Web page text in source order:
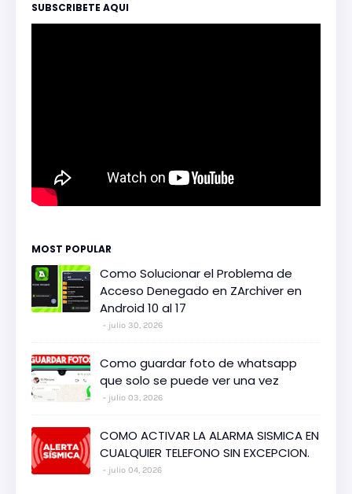
SUBSCRIBETE AQUI
MOST POPULAR
Como Solucionar el Problema de
Acceso Denegado en ZArchiver en
Android 10 al 17
julio 30, 2026
Como guardar foto de whatsapp
que solo se puede ver una vez
julio 03, 2026
COMO ACTIVAR LA ALARMA SISMICA EN
CUALQUIER TELEFONO SIN EXCEPCION.
julio 04, 2026